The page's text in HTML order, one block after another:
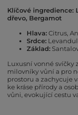
Klíčové ingredience:
dřevo, Bergamot
Hlava:Citrus,
Srdce:
Základ:
Luxusní vonné svíčky
milovníky vůní a pro
prostoru a zachycuje
ke kráse přírody a
vůni, evokující cestu